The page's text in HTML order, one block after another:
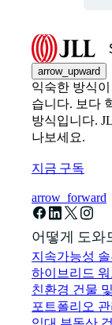
arrow_upward
익숙한 방식
습니다. 보다
방식입니다.
나보세요.
지금 구독
arrow_forward
어떻게 도와
지속가능성 솔
하이브리드
친환경 건물
포트폴리오 관